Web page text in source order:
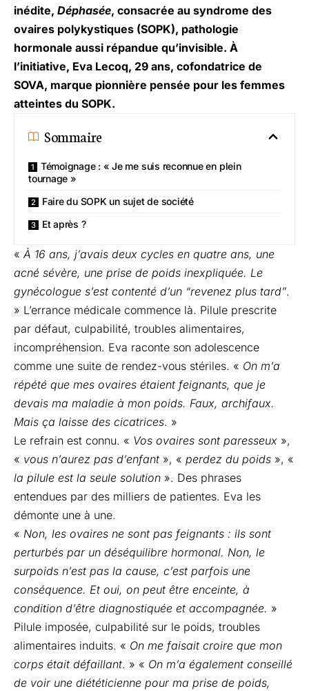
inédite, Déphasée, consacrée au syndrome des
ovaires polykystiques (SOPK), pathologie
hormonale aussi répandue qu’invisible. À
l’initiative, Eva Lecoq, 29 ans, cofondatrice de
SOVA, marque pionnière pensée pour les femmes
atteintes du SOPK.
Sommaire
Témoignage : « Je me suis reconnue en plein
tournage »
Faire du SOPK un sujet de société
Et après ?
« À 16 ans, j’avais deux cycles en quatre ans, une
acné sévère, une prise de poids inexpliquée. Le
gynécologue s’est contenté d’un “revenez plus tard”.
» L’errance médicale commence là. Pilule prescrite
par défaut, culpabilité, troubles alimentaires,
incompréhension. Eva raconte son adolescence
comme une suite de rendez-vous stériles. « On m’a
répété que mes ovaires étaient feignants, que je
devais ma maladie à mon poids. Faux, archifaux.
Mais ça laisse des cicatrices. »
Le refrain est connu. « Vos ovaires sont paresseux »,
« vous n’aurez pas d’enfant », « perdez du poids », «
la pilule est la seule solution ». Des phrases
entendues par des milliers de patientes. Eva les
démonte une à une.
« Non, les ovaires ne sont pas feignants : ils sont
perturbés par un déséquilibre hormonal. Non, le
surpoids n’est pas la cause, c’est parfois une
conséquence. Et oui, on peut être enceinte, à
condition d’être diagnostiquée et accompagnée. »
Pilule imposée, culpabilité sur le poids, troubles
alimentaires induits. « On me faisait croire que mon
corps était défaillant. » « On m’a également conseillé
de voir une diététicienne pour ma prise de poids,